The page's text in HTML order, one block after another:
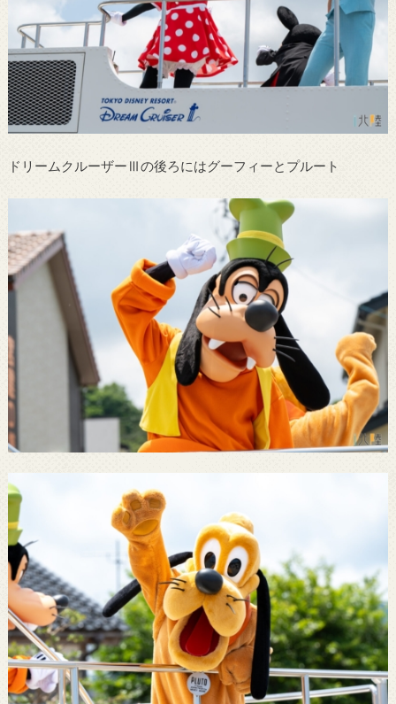
ドリームクルーザーⅢの後ろにはグーフィーとプルート